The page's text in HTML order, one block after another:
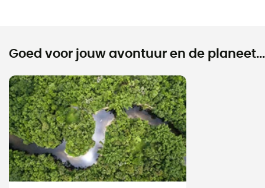
Goed voor jouw avontuur en de planeet...